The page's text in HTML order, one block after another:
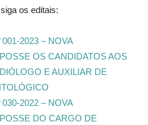
os editais:
001-2023 – NOVA
OS CANDIDATOS AOS
E AUXILIAR DE
030-2022 – NOVA
DO CARGO DE